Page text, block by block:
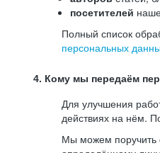
посетителей
Полный список
персональных
4. Кому мы передаём
Для улучшения
действиях на нём.
Мы можем поручить